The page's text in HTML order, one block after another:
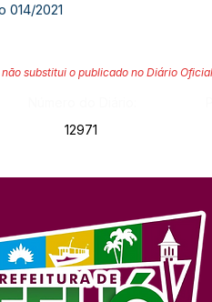
014/2021
substitui o publicado no Diário
12971